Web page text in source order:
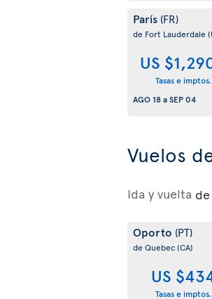
París (FR)
de Fort Lauderdale
US
Tasas e
AGO 18aSEP 04
Vuelos
Ida y vuelta de
Oporto (PT)
de Quebec(CA)
US
Tasas e